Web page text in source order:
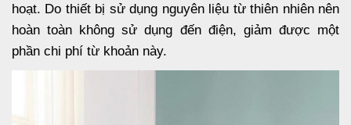
hoạt. Do thiết bị sử dụng nguyên liệu từ thiên nhiên nên
hoàn toàn không sử dụng đến điện, giảm được một
phần chi phí từ khoản này.